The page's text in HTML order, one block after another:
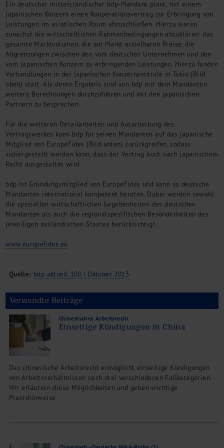
Kontakt
Ein deutscher mittelständischer bdp-Mandant plant, mit einem
japanischen Konzern einen Kooperationsvertrag zur Erbringung von
Leistungen im asiatischen Raum abzuschließen. Hierzu waren
zunächst die wirtschaftlichen Rahmenbedingungen abzuklären: das
gesamte Marktvolumen, die am Markt erzielbaren Preise, die
Abgrenzungen zwischen den vom deutschen Unternehmen und den
vom japanischen Konzern zu erbringenden Leistungen. Hierzu fanden
Verhandlungen in der japanischen Konzernzentrale in Tokio (Bild
oben) statt. Als deren Ergebnis sind von bdp mit dem Mandanten
weitere Berechnungen durchzuführen und mit den japanischen
Partnern zu besprechen.
Für die weiteren Detailarbeiten und Ausarbeitung des
Vertragswerkes kann bdp für seinen Mandanten auf das japanische
Mitglied von EuropeFides (Bild unten) zurückgreifen, sodass
sichergestellt werden kann, dass der Vertrag auch nach japanischem
Recht ausgestaltet wird.
bdp ist Gründungsmitglied von EuropeFides und kann so deutsche
Mandanten international kompetent beraten. Dabei werden sowohl
die speziellen wirtschaftlichen Gegebenheiten des deutschen
Mandanten als auch die regionalspezifischen Besonderheiten des
jeweiligen ausländischen Staates berücksichtigt.
www.europefides.eu
Quelle: bdp aktuell 100 | Oktober 2013
Verwandte Beiträge
Chinesisches Arbeitsrecht
Einseitige Kündigungen in China
Das chinesische Arbeitsrecht ermöglicht einseitige Kündigungen
von Arbeitsverhältnissen nach drei verschiedenen Fallkategorien.
Wir erläutern diese Möglichkeiten und geben wichtige
Praxishinweise.